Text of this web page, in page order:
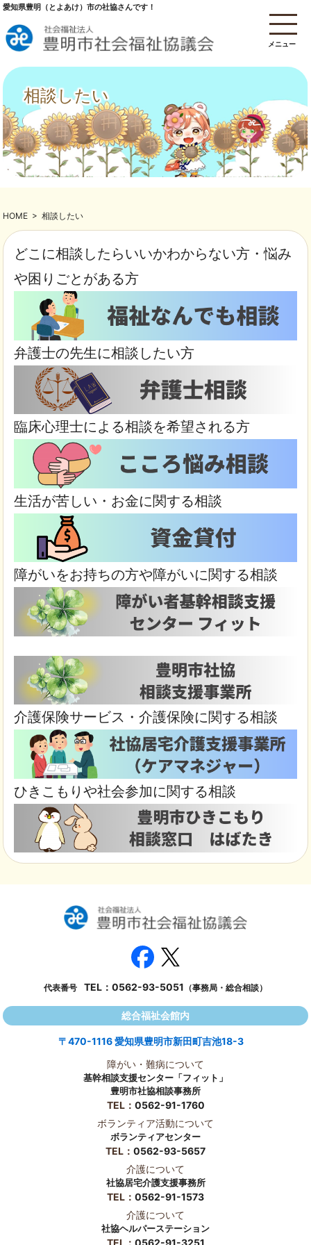
メニュー
愛知県豊明（とよあけ）市の社協さんです！
相談したい
HOME > 相談したい
どこに相談したらいいかわからない方・悩み
や困りごとがある方
弁護士の先生に相談したい方
臨床心理士による相談を希望される方
生活が苦しい・お金に関する相談
障がいをお持ちの方や障がいに関する相談
介護保険サービス・介護保険に関する相談
ひきこもりや社会参加に関する相談
代表番号 TEL： 0562-93-5051 （事務局・総合相談）
総合福祉会館内
〒470-1116 愛知県豊明市新田町吉池18-3
障がい・難病について
基幹相談支援センター「フィット」
豊明市社協相談事務所
TEL： 0562-91-1760
ボランティア活動について
ボランティアセンター
TEL： 0562-93-5657
介護について
社協居宅介護支援事務所
TEL： 0562-91-1573
介護について
社協ヘルパーステーション
TEL： 0562-91-3251